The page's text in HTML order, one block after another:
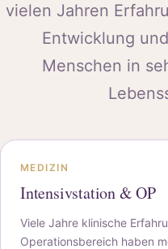
vielen Jahren
Entwicklung
Menschen in
MEDIZIN
Intensivstation & OP
Viele Jahre klinische
Operationsbereich haben